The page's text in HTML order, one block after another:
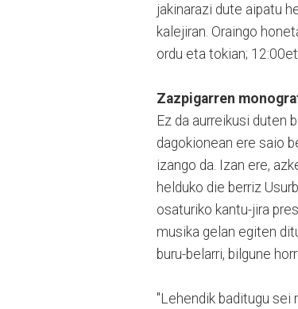
jakinarazi dute aipatu
kalejiran. Oraingo
ordu eta tokian;
Zazpigarren
Ez da aurreikusi duten
dagokionean ere saio
izango da. Izan ere,
helduko die berriz
osaturiko kantu-jira
musika gelan egiten
buru-belarri, bilgune
"Lehendik baditugu sei